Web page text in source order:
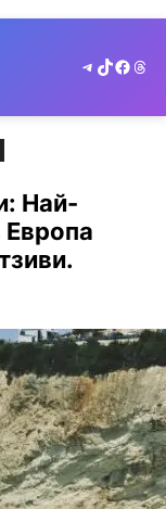
Telegram
TikTok
Най-
Европа